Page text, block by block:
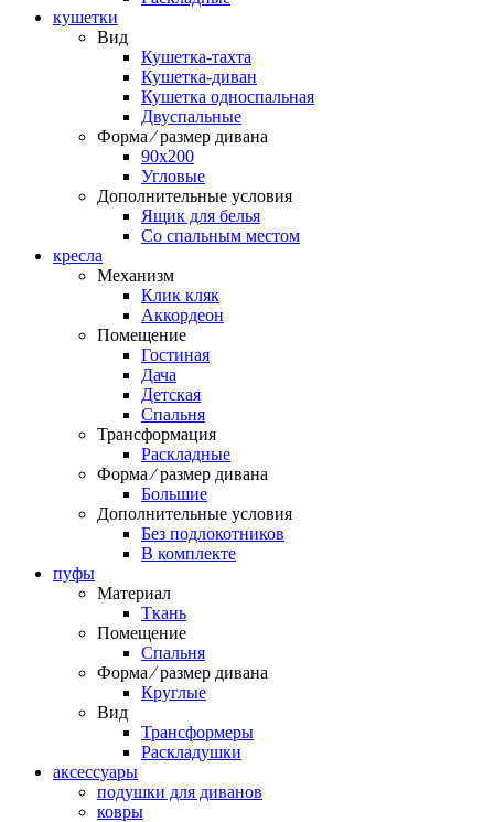
кушетки
Вид
Кушетка-тахта
Кушетка-диван
Кушетка односпальная
Двуспальные
Форма ⁄ размер дивана
90х200
Угловые
Дополнительные условия
Ящик для белья
Со спальным местом
кресла
Механизм
Клик кляк
Аккордеон
Помещение
Гостиная
Дача
Детская
Спальня
Трансформация
Раскладные
Форма ⁄ размер дивана
Большие
Дополнительные условия
Без подлокотников
В комплекте
пуфы
Материал
Ткань
Помещение
Спальня
Форма ⁄ размер дивана
Круглые
Вид
Трансформеры
Раскладушки
аксессуары
подушки для диванов
ковры